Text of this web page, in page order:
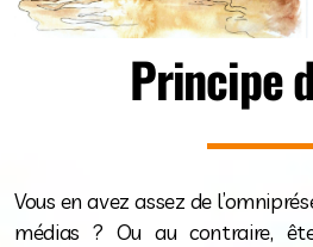
Principe
Vous en avez assez de
médias ? Ou au contraire,